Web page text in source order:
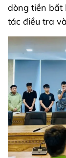
dòng tiền bất
tác điều tra